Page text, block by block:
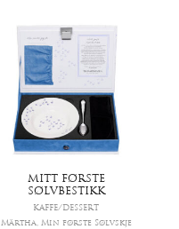
MITT FØRSTE
SØLVBESTIKK
KAFFE/DESSERT
Märtha, Min første Sølvskje